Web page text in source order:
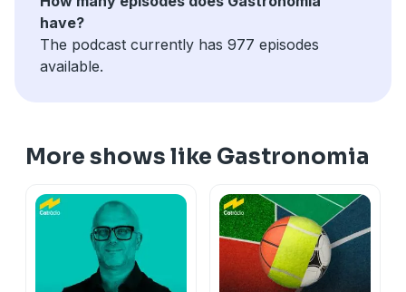
have?
The podcast currently has 977 episodes
available.
More shows like Gastronomia